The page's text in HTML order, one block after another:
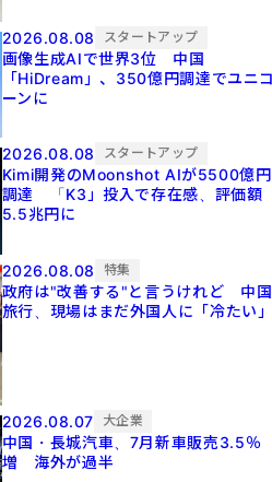
2026.08.08 スタートアップ
画像生成AIで世界3位 中国
「HiDream」、350億円調達でユニ
ーンに
2026.08.08 スタートアップ
Kimi開発のMoonshot AIが5500億円
調達 「K3」投入で存在感、評価額
5.5兆円に
2026.08.08 特集
政府は"改善する"と言うけれど 中国
旅行、現場はまだ外国人に「冷たい
2026.08.07 大企業
中国・長城汽車、7月新車販売3.5％
増 海外が過半